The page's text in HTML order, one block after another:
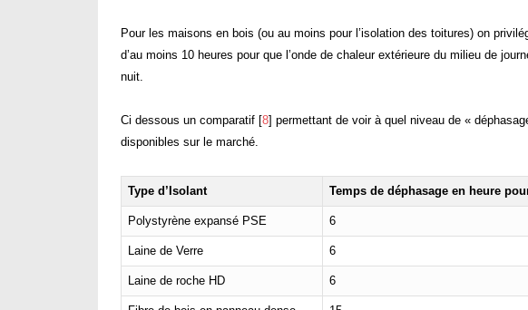
Pour les maisons en bois (ou au moins pour l’isolation des toitures) on
d’au moins 10 heures pour que l’onde de chaleur extérieure du milieu de
nuit.
Ci dessous un comparatif [8] permettant de voir à quel niveau de «
disponibles sur le marché.
Type d’Isolant Temps de déphasage en heure
Polystyrène expansé PSE 6
Laine de Verre 6
Laine de roche HD 6